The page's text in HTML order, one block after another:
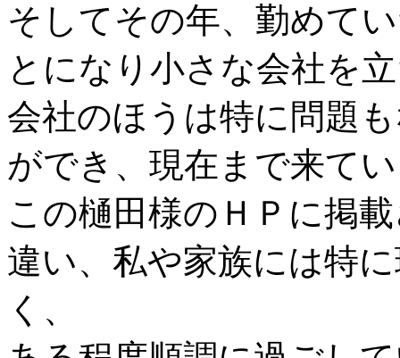
そしてその年、勤めて
とになり小さな会社を
会社のほうは特に問題
ができ、現在まで来て
この樋田様のＨＰに掲
違い、私や家族には特
く、